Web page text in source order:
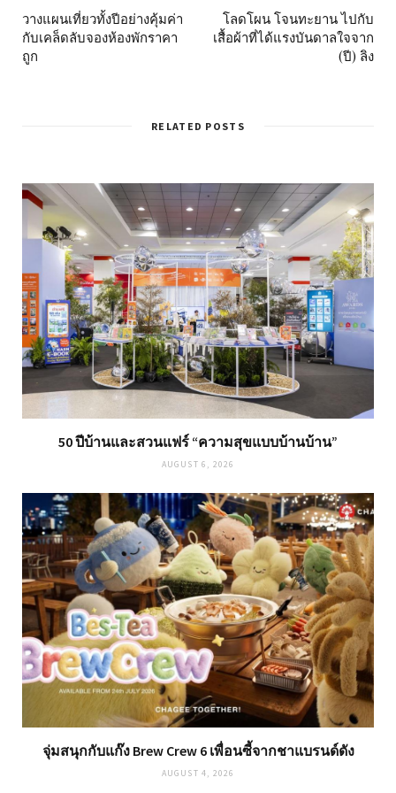
วางแผนเที่ยวทั้งปีอย่างคุ้มค่า
กับเคล็ดลับจองห้องพักราคา
ถูก
โลดโผน โจนทะยาน ไปกับ
เสื้อผ้าที่ได้แรงบันดาลใจจาก
(ปี) ลิง
RELATED POSTS
50 ปีบ้านและสวนแฟร์ “ความสุขแบบบ้านบ้าน”
AUGUST 6, 2026
จุ่มสนุกกับแก๊ง Brew Crew 6 เพื่อนซี้จากชาแบรนด์ดัง
AUGUST 4, 2026